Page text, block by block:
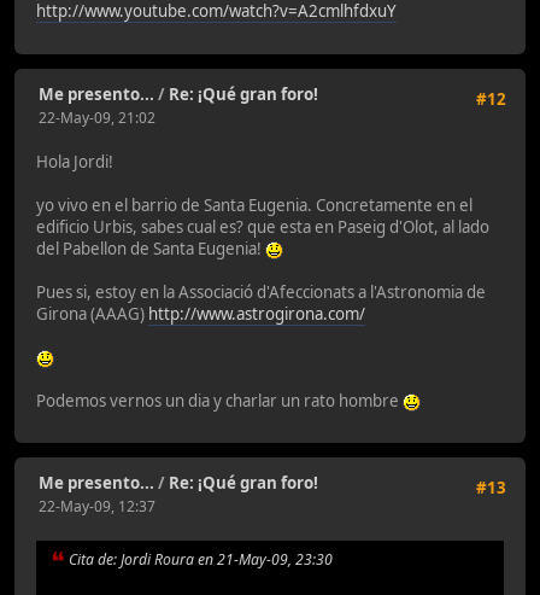
http://www.youtube.com/watch?v=A2cmlhfdxuY
#12
Me presento... / Re: ¡Qué gran foro!
22-May-09, 21:02
Hola Jordi!
yo vivo en el barrio de Santa Eugenia. Concretamente en el
edificio Urbis, sabes cual es? que esta en Paseig d'Olot, al lado
del Pabellon de Santa Eugenia!
Pues si, estoy en la Associació d'Afeccionats a l'Astronomia de
Girona (AAAG) http://www.astrogirona.com/
Podemos vernos un dia y charlar un rato hombre
#13
Me presento... / Re: ¡Qué gran foro!
22-May-09, 12:37
Cita de: Jordi Roura en 21-May-09, 23:30